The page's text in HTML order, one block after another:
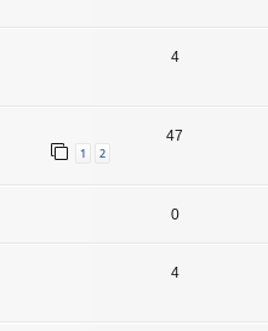
4
1 2
47
0
4